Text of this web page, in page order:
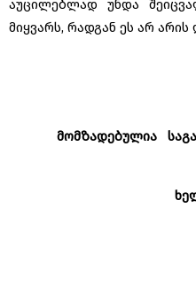
აუცილებლად უნდა
მიყვარს, რადგან ეს არ არის
მომზადებულია